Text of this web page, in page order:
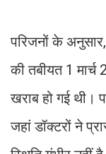
परिजनों के अनुसार,
की तबीयत 1
खराब हो गई थी।
जहां डॉक्टरों ने